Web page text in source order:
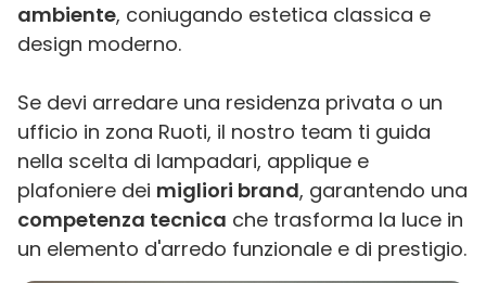
ambiente, coniugando estetica classica e
design moderno.
Se devi arredare una residenza privata o un
ufficio in zona Ruoti, il nostro team ti guida
nella scelta di lampadari, applique e
plafoniere dei migliori brand, garantendo una
competenza tecnica che trasforma la luce in
un elemento d'arredo funzionale e di prestigio.